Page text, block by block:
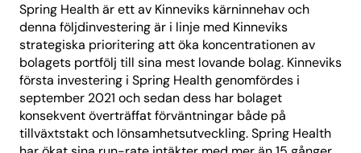
Spring Health är ett av Kinneviks kärninnehav och
denna följdinvestering är i linje med Kinneviks
strategiska prioritering att öka koncentrationen av
bolagets portfölj till sina mest lovande bolag. Kinneviks
första investering i Spring Health genomfördes i
september 2021 och sedan dess har bolaget
konsekvent överträffat förväntningar både på
tillväxtstakt och lönsamhetsutveckling. Spring Health